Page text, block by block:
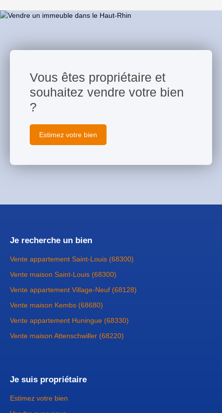
Vous êtes propriétaire et
souhaitez vendre votre bien
?
Estimez votre bien
Je recherche un bien
Vente appartement Saint-Louis (68300)
Vente maison Saint-Louis (68300)
Vente appartement Village-Neuf (68128)
Vente maison Kembs (68680)
Vente appartement Huningue (68330)
Vente maison Attenschwiller (68220)
Je suis propriétaire
Estimez votre bien